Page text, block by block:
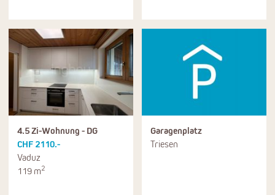
4.5 Zi-Wohnung - DG
CHF 2110.-
Vaduz
119 m2
Garagenplatz
Triesen